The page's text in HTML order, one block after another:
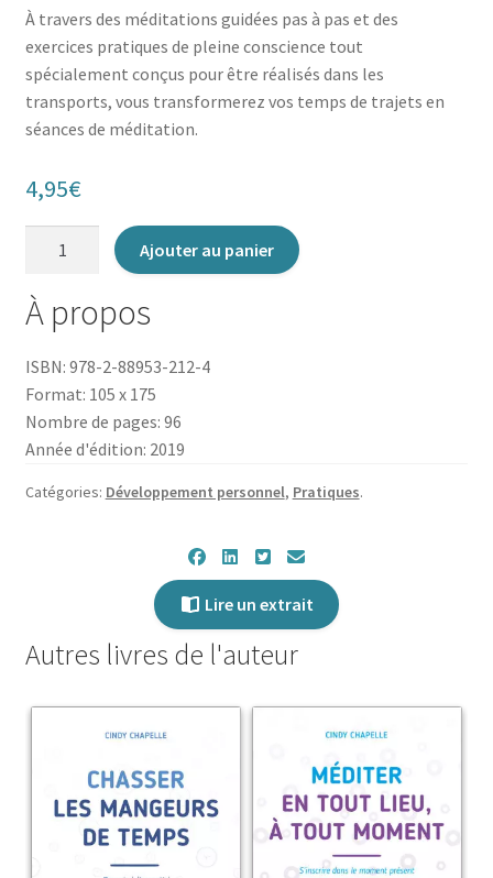
À travers des méditations guidées pas à pas et des
exercices pratiques de pleine conscience tout
spécialement conçus pour être réalisés dans les
transports, vous transformerez vos temps de trajets en
séances de méditation.
4,95€
Méditer
dans
métro,
le
bus,
le
tram
Ajouter au panier
À propos
ISBN: 978-2-88953-212-4
Format: 105 x 175
Nombre de pages: 96
Année d'édition: 2019
Catégories: Développement personnel, Pratiques.
Lire un extrait
Autres livres de l'auteur